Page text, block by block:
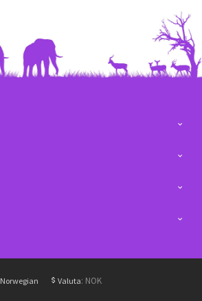
Norwegian Valuta: NOK